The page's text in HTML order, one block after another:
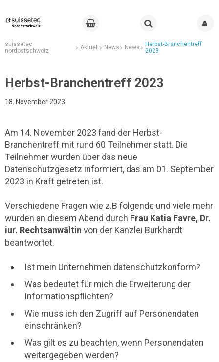
suissetec
nordostschweiz
Aktuell News News
Herbst-Branchentreff
2023
Herbst-Branchentreff 2023
18. November 2023
Am 14. November 2023 fand der Herbst-
Branchentreff mit rund 60 Teilnehmer statt. Die
Teilnehmer wurden über das neue
Datenschutzgesetz informiert, das am 01. September
2023 in Kraft getreten ist.
Verschiedene Fragen wie z.B folgende und viele mehr
wurden an diesem Abend durch Frau Katia Favre, Dr.
iur. Rechtsanwältin von der Kanzlei Burkhardt
beantwortet.
Ist mein Unternehmen datenschutzkonform?
Was bedeutet für mich die Erweiterung der
Informationspflichten?
Wie muss ich den Zugriff auf Personendaten
einschränken?
Was gilt es zu beachten, wenn Personendaten
weitergegeben werden?